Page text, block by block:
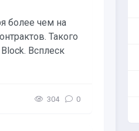
более чем на
Такого
Всплеск
304 0